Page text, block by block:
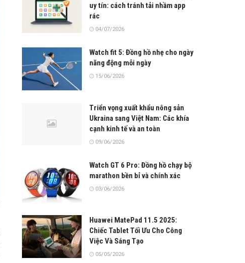
uy tín: cách tránh tải nhầm app
rác
04/07/2026
Watch fit 5: Đồng hồ nhẹ cho ngày
năng động mỗi ngày
15/06/2026
Triển vọng xuất khẩu nông sản
Ukraina sang Việt Nam: Các khía
cạnh kinh tế và an toàn
09/06/2026
Watch GT 6 Pro: Đồng hồ chạy bộ
marathon bền bỉ và chính xác
03/06/2026
Huawei MatePad 11.5 2025:
Chiếc Tablet Tối Ưu Cho Công
Việc Và Sáng Tạo
05/05/2026